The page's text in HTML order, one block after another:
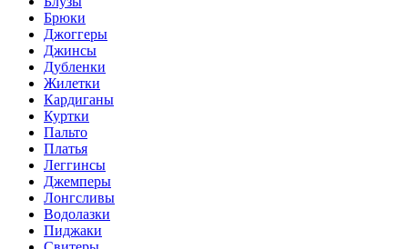
Брюки
Джоггеры
Джинсы
Дубленки
Жилетки
Кардиганы
Куртки
Пальто
Платья
Леггинсы
Джемперы
Лонгсливы
Водолазки
Пиджаки